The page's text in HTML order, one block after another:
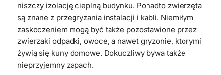
niszczy izolację cieplną budynku. Ponadto zwierzęta
są znane z przegryzania instalacji i kabli. Niemiłym
zaskoczeniem mogą być także pozostawione przez
zwierzaki odpadki, owoce, a nawet gryzonie, którymi
żywią się kuny domowe. Dokuczliwy bywa także
nieprzyjemny zapach.